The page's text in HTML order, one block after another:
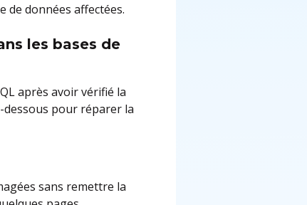
de données affectées.
les bases de
après avoir vérifié la
dessous pour réparer la
sans remettre la